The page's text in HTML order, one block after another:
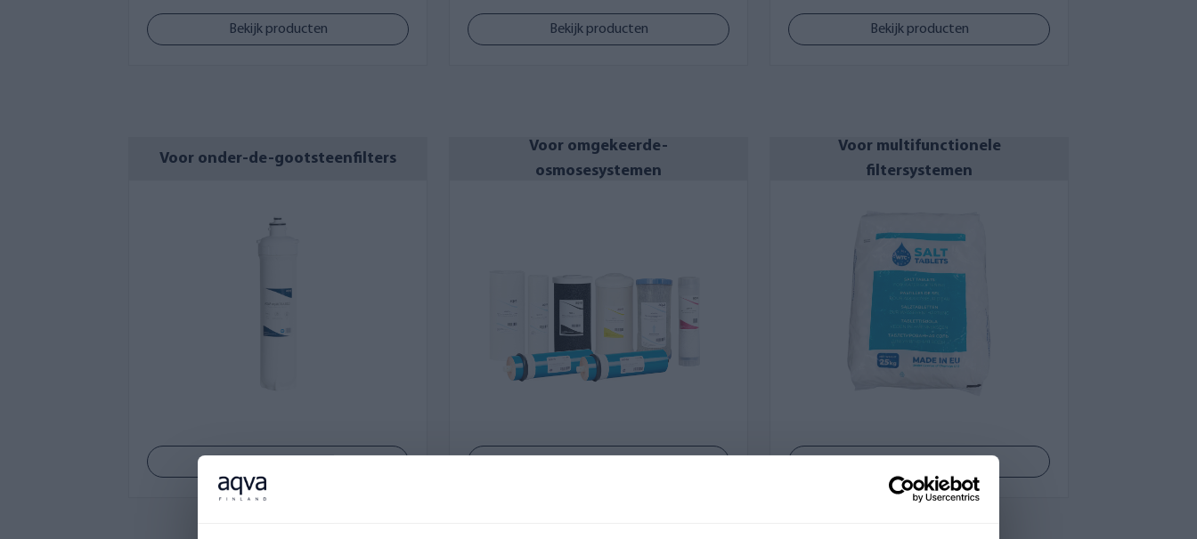
Bekijk producten Bekijk producten Bekijk producten
Voor onder-de-gootsteenfilters
Voor omgekeerde-
osmosesystemen
Voor multifunctionele
filtersystemen